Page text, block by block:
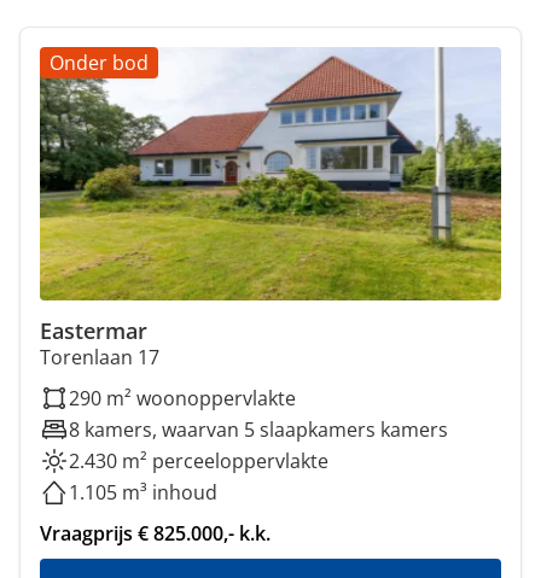
Onder bod
Eastermar
Torenlaan 17
290 m² woonoppervlakte
8 kamers, waarvan 5 slaapkamers kamers
2.430 m² perceeloppervlakte
1.105 m³ inhoud
Vraagprijs € 825.000,- k.k.